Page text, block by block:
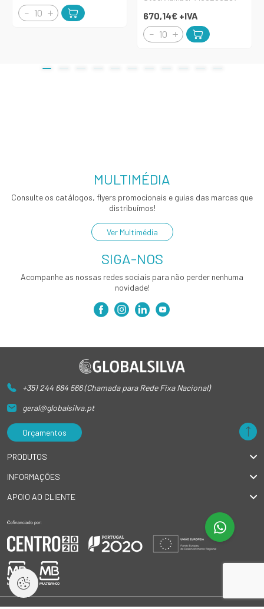
670,14€ +IVA
MULTIMÉDIA
Consulte os catálogos, flyers promocionais e guias das marcas que
distribuímos!
Ver Multimédia
SIGA-NOS
Acompanhe as nossas redes sociais para não perder nenhuma
novidade!
+351 244 684 566 (Chamada para Rede Fixa Nacional)
geral@globalsilva.pt
Orçamentos
PRODUTOS
INFORMAÇÕES
APOIO AO CLIENTE